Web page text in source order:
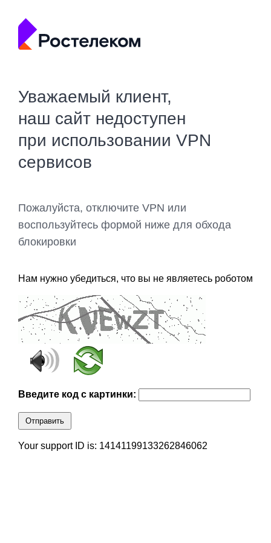
Уважаемый клиент,
наш сайт недоступен
при использовании VPN
сервисов
Пожалуйста, отключите VPN или
воспользуйтесь формой ниже для обхода
блокировки
Нам нужно убедиться, что вы не являетесь роботом
Введите код с картинки:
Отправить
Your support ID is: 14141199133262846062